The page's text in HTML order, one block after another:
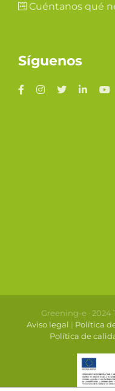
Cuéntanos qué
Síguenos
Greening-e · 2024
Aviso legal | Política
Política de